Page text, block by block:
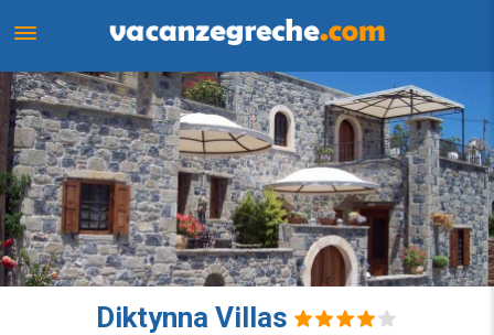
Diktynna Villas